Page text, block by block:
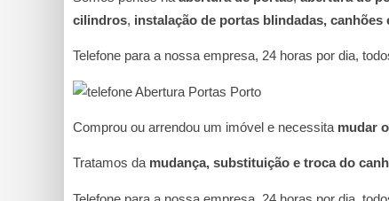
cilindros, instalação de portas blindadas, canhões
Telefone para a nossa empresa, 24 horas por dia,
Comprou ou arrendou um imóvel e necessita mudar
Tratamos da mudança, substituição e troca do